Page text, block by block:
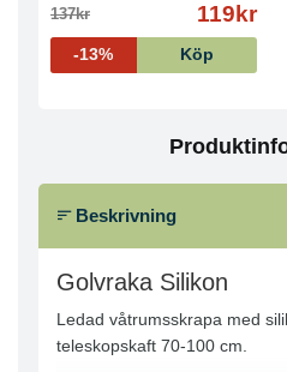
137kr 119kr
-13% Köp
Beskrivning
Golvraka Silikon
Ledad våtrumsskrapa med
teleskopskaft 70-100 cm.